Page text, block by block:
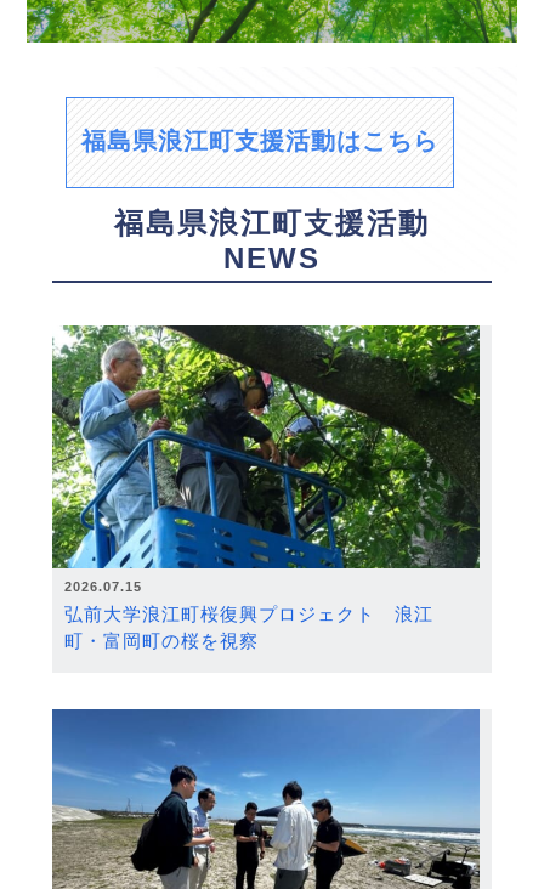
福島県浪江町支援活動はこちら
福島県浪江町支援活動
NEWS
2026.07.15
弘前大学浪江町桜復興プロジェクト 浪江
町・富岡町の桜を視察